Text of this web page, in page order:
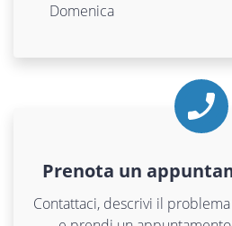
Domenica
Prenota un
Contattaci, descrivi il